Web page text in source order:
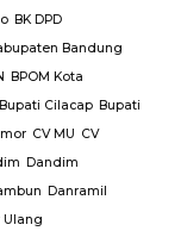
BK DPD
Bandung
BPOM Kota
Bupati Cilacap Bupati
CV MU CV
Dandim
Danramil
Ulang